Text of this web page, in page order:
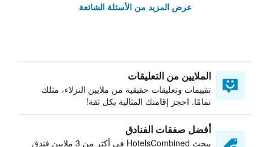
عرض المزيد من الأسئلة الشائعة
الملايين من التعليقات
تقييمات وتعليقات حقيقية من ملايين النزلاء، مثلك
تمامًا. احجز إقامتك المثالية بكل ثقة!
أفضل صفقات الفنادق
يبحث HotelsCombined في أكثر من 3 ملايين فندق